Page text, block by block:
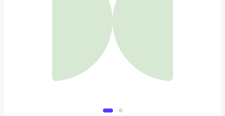
Олимпийка Mascotte
3 490 ₽
Добавить в вишлист